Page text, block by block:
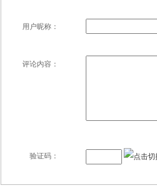
用户昵称：
评论内容：
验证码：